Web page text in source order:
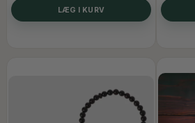
LÆG I KURV